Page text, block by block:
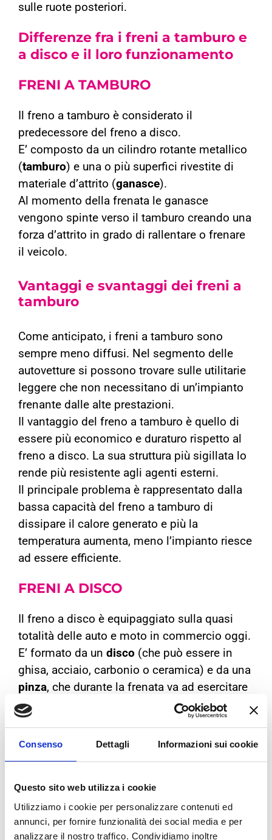
Consenso Dettagli Informazioni sui cookie
Questo sito web utilizza i cookie
Utilizziamo i cookie per personalizzare contenuti ed
annunci, per fornire funzionalità dei social media e per
analizzare il nostro traffico. Condividiamo inoltre
sulle ruote posteriori.
Differenze fra i freni a tamburo e
a disco e il loro funzionamento
FRENI A TAMBURO
Il freno a tamburo è considerato il
predecessore del freno a disco.
E’ composto da un cilindro rotante metallico
(tamburo) e una o più superfici rivestite di
materiale d’attrito (ganasce).
Al momento della frenata le ganasce
vengono spinte verso il tamburo creando una
forza d’attrito in grado di rallentare o frenare
il veicolo.
Vantaggi e svantaggi dei freni a
tamburo
Come anticipato, i freni a tamburo sono
sempre meno diffusi. Nel segmento delle
autovetture si possono trovare sulle utilitarie
leggere che non necessitano di un’impianto
frenante dalle alte prestazioni.
Il vantaggio del freno a tamburo è quello di
essere più economico e duraturo rispetto al
freno a disco. La sua struttura più sigillata lo
rende più resistente agli agenti esterni.
Il principale problema è rappresentato dalla
bassa capacità del freno a tamburo di
dissipare il calore generato e più la
temperatura aumenta, meno l’impianto riesce
ad essere efficiente.
FRENI A DISCO
Il freno a disco è equipaggiato sulla quasi
totalità delle auto e moto in commercio oggi.
E’ formato da un disco (che può essere in
ghisa, acciaio, carbonio o ceramica) e da una
pinza, che durante la frenata va ad esercitare
una pressione sul disco.
All’interno della pinza sono inserite le
pastiglie.
Durante la frenata, la pompa
il veicolo.
Vantaggi e svantaggi dei freni a